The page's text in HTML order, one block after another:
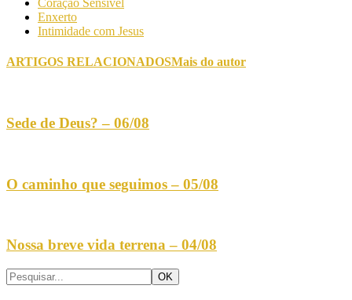
Enxerto
Intimidade com Jesus
ARTIGOS RELACIONADOSMais do autor
Sede de Deus? – 06/08
O caminho que seguimos – 05/08
Nossa breve vida terrena – 04/08